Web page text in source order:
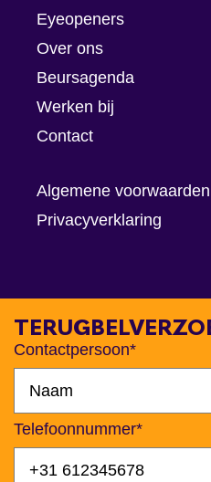
Eyeopeners
Over ons
Beursagenda
Werken bij
Contact
Algemene voorwaarden
Privacyverklaring
Contactpersoon*
Telefoonnummer*